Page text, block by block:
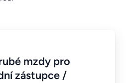
mzdy pro
zástupce /